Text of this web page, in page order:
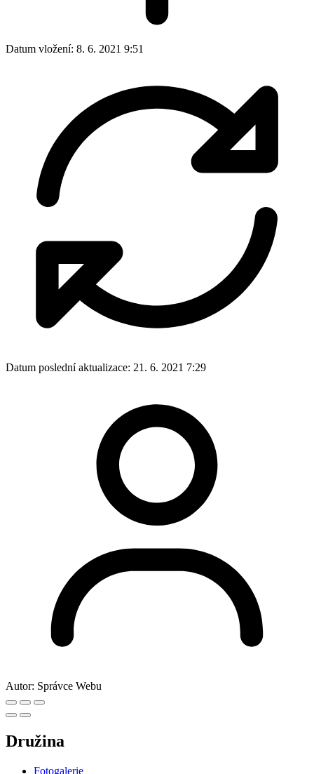
Datum vložení: 8. 6. 2021 9:51
Datum poslední aktualizace: 21. 6. 2021 7:29
Autor: Správce Webu
Družina
Fotogalerie